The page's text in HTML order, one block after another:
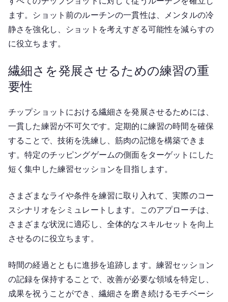
ます。ショット前のルーチンの一貫性は、メンタルの冷
静さを強化し、ショットを考えすぎる可能性を減らすの
に役立ちます。
繊細さを発展させるための練習の重
要性
チップショットにおける繊細さを発展させるためには、
一貫した練習が不可欠です。定期的に練習の時間を確保
することで、技術を洗練し、筋肉の記憶を構築できま
す。特定のチッピングゲームの側面をターゲットにした
短く集中した練習セッションを目指します。
さまざまなライや条件を練習に取り入れて、実際のコー
スシナリオをシミュレートします。このアプローチは、
さまざまな状況に適応し、全体的なスキルセットを向上
させるのに役立ちます。
時間の経過とともに進捗を追跡します。練習セッション
の記録を保持することで、改善が必要な領域を特定し、
成果を祝うことができ、繊細さを磨き続けるモチベーシ